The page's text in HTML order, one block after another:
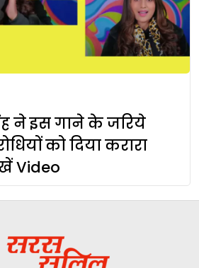
ने इस गाने के जरिये
को दिया करारा
Video